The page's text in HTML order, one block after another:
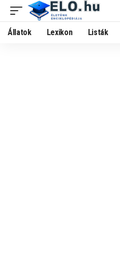
Állatok Lexikon Listák